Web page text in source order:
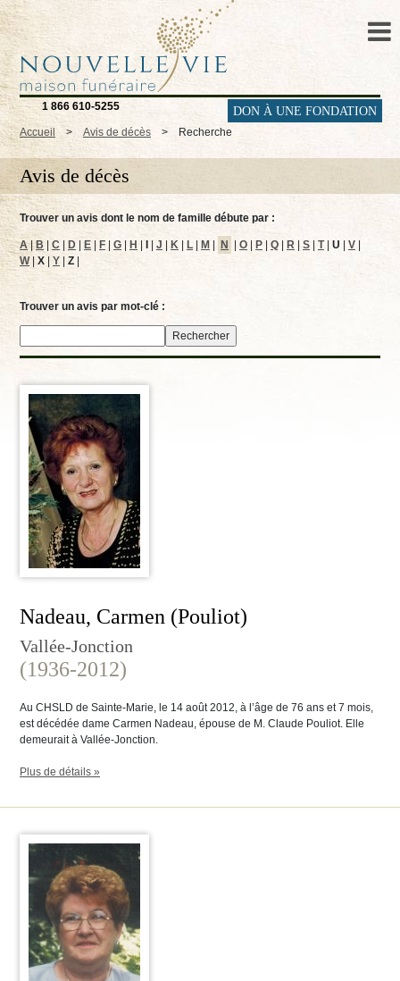
1 866 610-5255 DON À UNE FONDATION
Accueil > Avis de décès > Recherche
Avis de décès
Trouver un avis dont le nom de famille débute par :
A B C D E F G H J K L M N O P Q R S T U V
W
X Y Z
Trouver un avis par mot-clé :
Nadeau, Carmen (Pouliot)
Vallée-Jonction
(1936-2012)
Au CHSLD de Sainte-Marie, le 14 août 2012, à l’âge de 76 ans et 7 mois,
est décédée dame Carmen Nadeau, épouse de M. Claude Pouliot. Elle
demeurait à Vallée-Jonction.
Plus de détails »